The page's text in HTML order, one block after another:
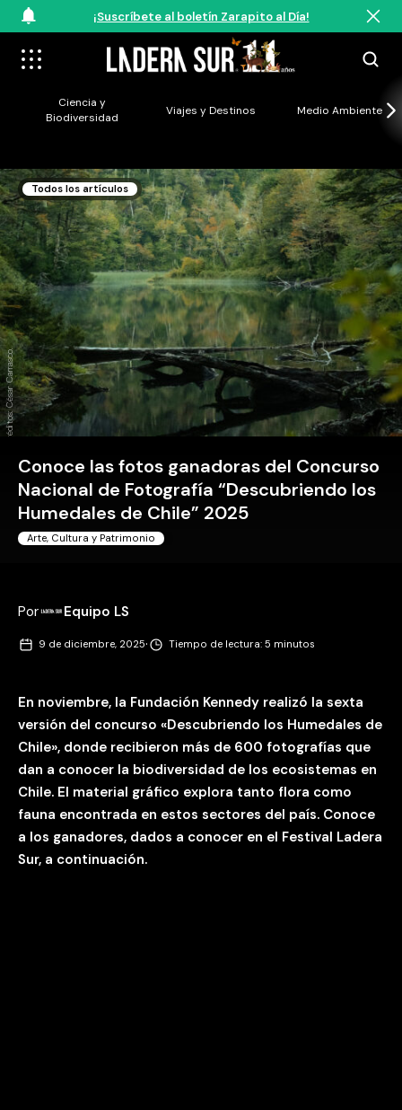
¡Suscríbete al boletín Zarapito al Día!
Ciencia y
Biodiversidad
Viajes y Destinos Medio Ambiente
Créditos: César Carrasco.
Todos los artículos
Conoce las fotos ganadoras del Concurso
Nacional de Fotografía “Descubriendo los
Humedales de Chile” 2025
Arte, Cultura y Patrimonio
Por Equipo LS
9 de diciembre, 2025· Tiempo de lectura: 5 minutos
En noviembre, la Fundación Kennedy realizó la sexta
versión del concurso «Descubriendo los Humedales de
Chile», donde recibieron más de 600 fotografías que
dan a conocer la biodiversidad de los ecosistemas en
Chile. El material gráfico explora tanto flora como
fauna encontrada en estos sectores del país. Conoce
a los ganadores, dados a conocer en el Festival Ladera
Sur, a continuación.